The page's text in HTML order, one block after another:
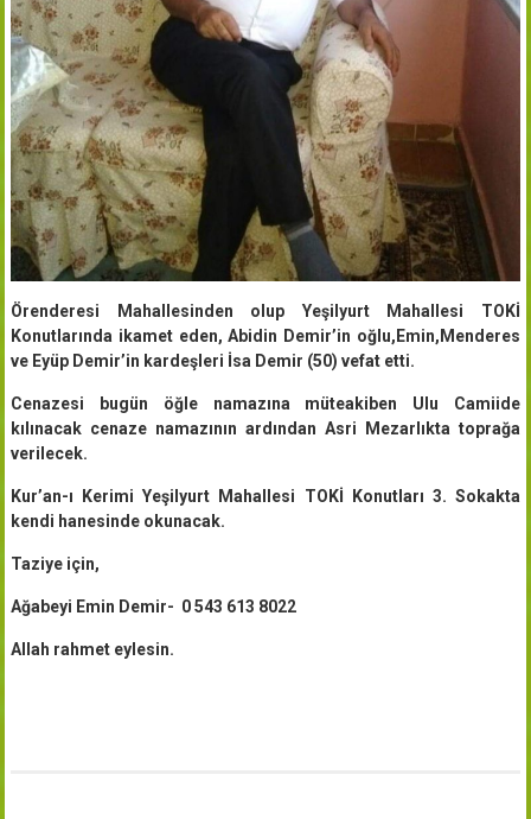
Örenderesi Mahallesinden olup Yeşilyurt Mahallesi TOKİ
Konutlarında ikamet eden, Abidin Demir’in oğlu,Emin,Menderes
ve Eyüp Demir’in kardeşleri İsa Demir (50) vefat etti.
Cenazesi bugün öğle namazına müteakiben Ulu Camiide
kılınacak cenaze namazının ardından Asri Mezarlıkta toprağa
verilecek.
Kur’an-ı Kerimi Yeşilyurt Mahallesi TOKİ Konutları 3. Sokakta
kendi hanesinde okunacak.
Taziye için,
Ağabeyi Emin Demir- 0 543 613 8022
Allah rahmet eylesin.